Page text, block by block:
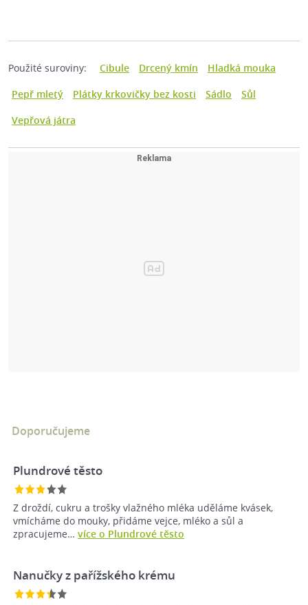
Použité suroviny: Cibule Drcený kmín
Hladká mouka
Pepř mletý
Plátky krkovičky bez kosti Sádlo
Sůl
Vepřová játra
Doporučujeme
Plundrové těsto
Z droždí, cukru a trošky vlažného mléka uděláme kvásek,
vmícháme do mouky, přidáme vejce, mléko a sůl a
zpracujeme… více o Plundrové těsto
Nanučky z pařížského krému